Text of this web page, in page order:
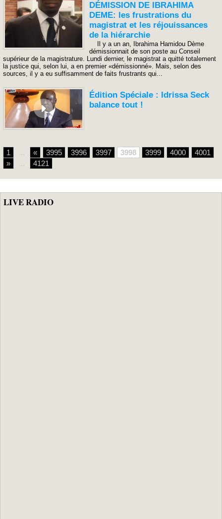
DÉMISSION DE IBRAHIMA
DEME: les frustrations du
magistrat et les réjouissances
de la hiérarchie
Il y a un an, Ibrahima Hamidou Dème
démissionnait de son poste au Conseil
supérieur de la magistrature. Lundi dernier, le magistrat a quitté totalement
la justice qui, selon lui, a en premier «démissionné». Mais, selon des
sources, il y a eu suffisamment de faits frustrants qui...
Édition Spéciale : Idrissa Seck
balance tout !
1 « 3995 3996 3997 3998 3999 4000
4001
»
4121
LIVE RADIO